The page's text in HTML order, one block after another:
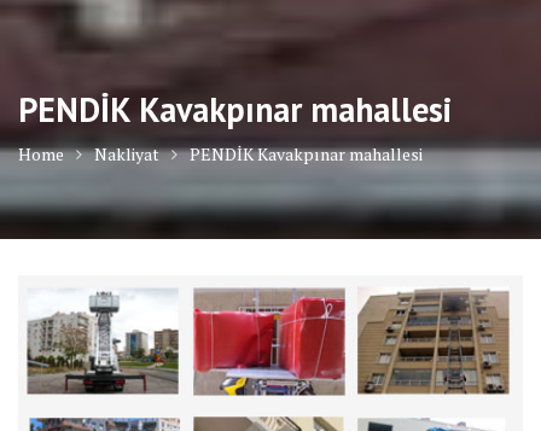
PENDİK Kavakpınar mahallesi
Home Nakliyat PENDİK Kavakpınar mahallesi